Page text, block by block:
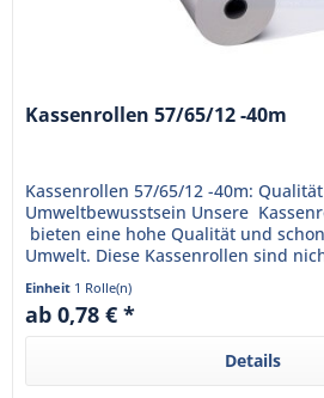
Kassenrollen 57/65/12 -40m
Kassenrollen 57/65/12 -40m:
Umweltbewusstsein Unsere
bieten eine hohe Qualität und
Umwelt. Diese Kassenrollen sind
auch...
Einheit 1 Rolle(n)
ab 0,78 € *
Details